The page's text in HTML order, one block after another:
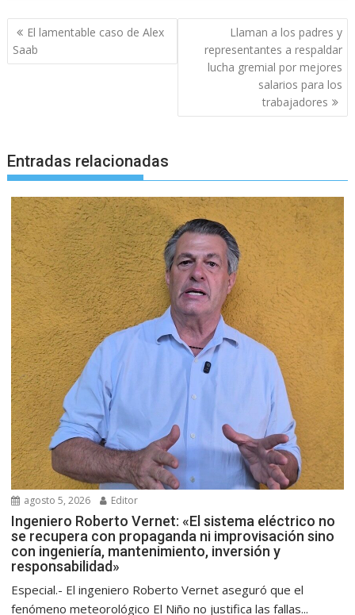
Navegación
de
entradas
El lamentable caso de Alex
Saab
Llaman a los padres y
representantes a respaldar
lucha gremial por mejores
salarios para los
trabajadores
Entradas relacionadas
agosto 5, 2026 Editor
Ingeniero Roberto Vernet: «El sistema eléctrico no
se recupera con propaganda ni improvisación sino
con ingeniería, mantenimiento, inversión y
responsabilidad»
Especial.- El ingeniero Roberto Vernet aseguró que el
fenómeno meteorológico El Niño no justifica las fallas...